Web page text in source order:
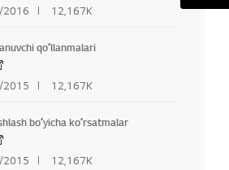
12,167K
qoʻllanmalari
12,167K
boʻyicha koʻrsatmalar
12,167K